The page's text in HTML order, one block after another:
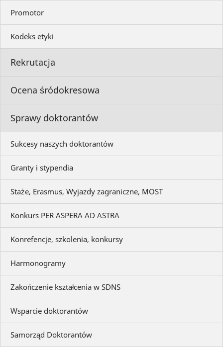
Promotor
Kodeks etyki
Rekrutacja
Ocena śródokresowa
Sprawy doktorantów
Sukcesy naszych doktorantów
Granty i stypendia
Staże, Erasmus, Wyjazdy zagraniczne, MOST
Konkurs PER ASPERA AD ASTRA
Konrefencje, szkolenia, konkursy
Harmonogramy
Zakończenie kształcenia w SDNS
Wsparcie doktorantów
Samorząd Doktorantów